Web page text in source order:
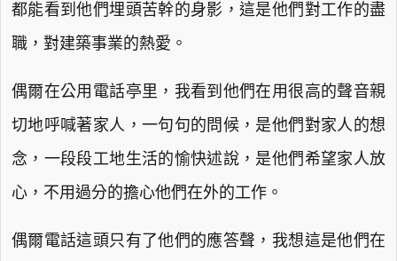
都能看到他們埋頭苦幹的身影，這是他們對工作的盡
職，對建築事業的熱愛。
偶爾在公用電話亭里，我看到他們在用很高的聲音親
切地呼喊著家人，一句句的問候，是他們對家人的想
念，一段段工地生活的愉快述說，是他們希望家人放
心，不用過分的擔心他們在外的工作。
偶爾電話這頭只有了他們的應答聲，我想這是他們在